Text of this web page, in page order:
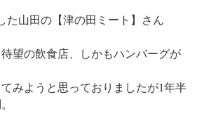
た山田の【津の田ミート】さん
望の飲食店、しかもハンバーグが
みようと思っておりましたが1年半